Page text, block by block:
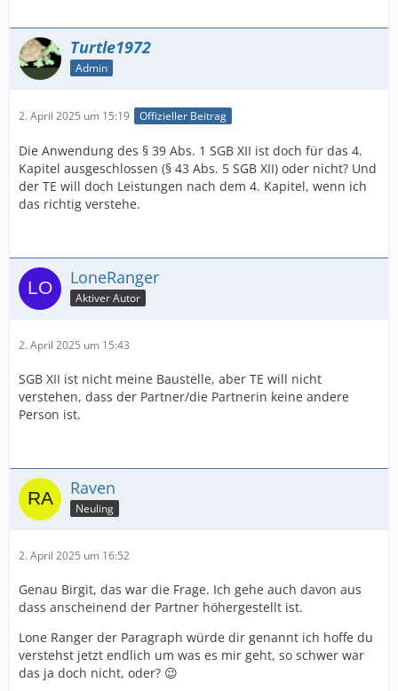
Turtle1972
Admin
2. April 2025 um 15:19 Offizieller Beitrag
Die Anwendung des § 39 Abs. 1 SGB XII ist doch für das 4.
Kapitel ausgeschlossen (§ 43 Abs. 5 SGB XII) oder nicht? Und
der TE will doch Leistungen nach dem 4. Kapitel, wenn ich
das richtig verstehe.
LoneRanger
Aktiver Autor
2. April 2025 um 15:43
SGB XII ist nicht meine Baustelle, aber TE will nicht
verstehen, dass der Partner/die Partnerin keine andere
Person ist.
Raven
Neuling
2. April 2025 um 16:52
Genau Birgit, das war die Frage. Ich gehe auch davon aus
dass anscheinend der Partner höhergestellt ist.
Lone Ranger der Paragraph würde dir genannt ich hoffe du
verstehst jetzt endlich um was es mir geht, so schwer war
das ja doch nicht, oder? 😉